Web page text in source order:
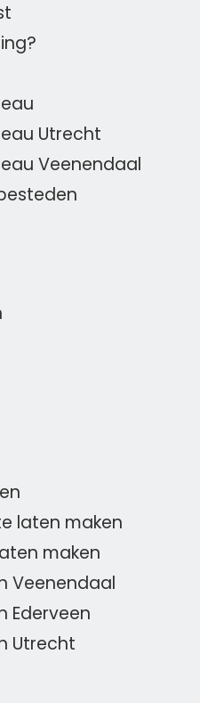
Utrecht
Veenendaal
laten maken
maken
Veenendaal
Ederveen
Utrecht